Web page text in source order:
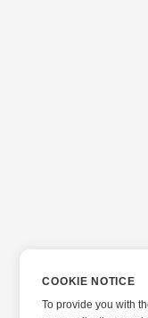
COOKIE NOTICE
To provide you with